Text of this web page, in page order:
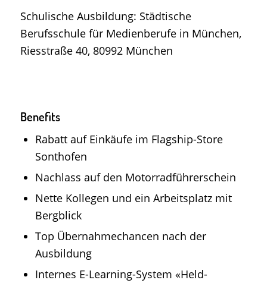
Schulische Ausbildung: Städtische
Berufsschule für Medienberufe in München,
Riesstraße 40, 80992 München
Benefits
Rabatt auf Einkäufe im Flagship-Store
Sonthofen
Nachlass auf den Motorradführerschein
Nette Kollegen und ein Arbeitsplatz mit
Bergblick
Top Übernahmechancen nach der
Ausbildung
Internes E-Learning-System «Held-